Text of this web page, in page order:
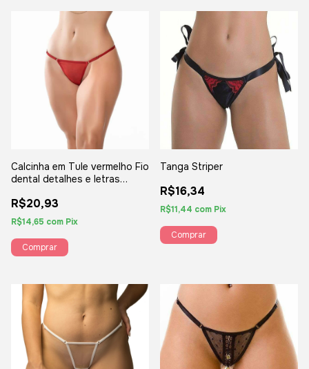
Calcinha em Tule vermelho Fio
dental detalhes e letras
YAFFA
R$20,93
R$14,65 com Pix
Tanga Striper
R$16,34
R$11,44 com Pix